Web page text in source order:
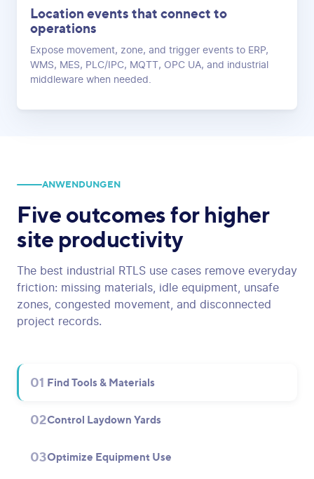
Location events that connect to
operations
Expose movement, zone, and trigger events to ERP,
WMS, MES, PLC/IPC, MQTT, OPC UA, and industrial
middleware when needed.
ANWENDUNGEN
Five outcomes for higher
site productivity
The best industrial RTLS use cases remove everyday
friction: missing materials, idle equipment, unsafe
zones, congested movement, and disconnected
project records.
01 Find Tools & Materials
02Control Laydown Yards
03Optimize Equipment Use